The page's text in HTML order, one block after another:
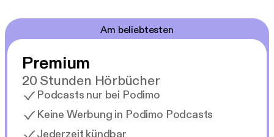
Am beliebtesten
Premium
20 Stunden Hörbücher
Podcasts nur bei Podimo
Keine Werbung in Podimo Podcasts